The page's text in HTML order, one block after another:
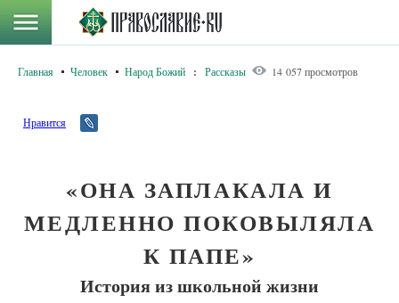
Главная Человек Народ Божий : Рассказы 14 057 просмотров
Нравится
«ОНА ЗАПЛАКАЛА И
МЕДЛЕННО ПОКОВЫЛЯЛА
К ПАПЕ»
История из школьной жизни